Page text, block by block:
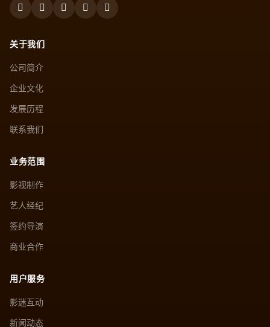
关于我们
公司简介
企业文化
发展历程
联系我们
业务范围
影视制作
艺人经纪
签约导演
商业合作
用户服务
影迷互动
新闻动态